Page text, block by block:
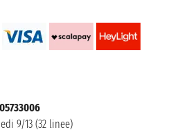
9/13 (32 linee)